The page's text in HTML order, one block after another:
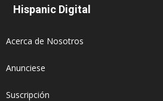
Hispanic Digital
Acerca de Nosotros
Anunciese
Suscripción